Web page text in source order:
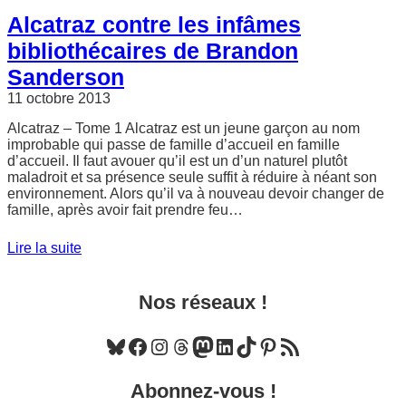
Alcatraz contre les infâmes
bibliothécaires de Brandon
Sanderson
11 octobre 2013
Alcatraz – Tome 1 Alcatraz est un jeune garçon au nom
improbable qui passe de famille d’accueil en famille
d’accueil. Il faut avouer qu’il est un d’un naturel plutôt
maladroit et sa présence seule suffit à réduire à néant son
environnement. Alors qu’il va à nouveau devoir changer de
famille, après avoir fait prendre feu…
Lire la suite
Nos réseaux !
Bluesky Facebook Instagram Threads Mastodon LinkedIn TikTok Pinterest Flux RSS
Abonnez-vous !